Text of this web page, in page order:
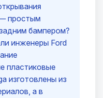
— простым
бампером?
инженеры Ford
пластиковые
изготовлены из
а в